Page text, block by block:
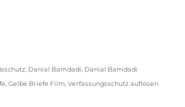
Danial Bamdadi Danial Bamdadi
,Gelbe Briefe Film ,Verfassungsschutz auflösen